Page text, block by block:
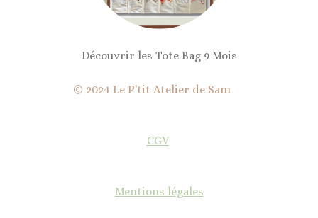
Découvrir les Tote Bag 9 Mois
© 2024 Le P'tit Atelier de Sam
CGV
Mentions légales